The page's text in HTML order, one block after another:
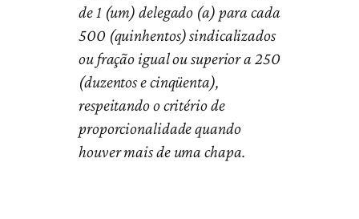
de 1 (um) delegado (a) para cada
500 (quinhentos) sindicalizados
ou fração igual ou superior a 250
(duzentos e cinqüenta),
respeitando o critério de
proporcionalidade quando
houver mais de uma chapa.